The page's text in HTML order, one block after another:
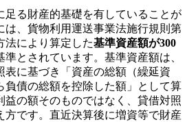
足る財産的基礎を有していることが
は、貨物利用運送事業法施行規則第
法により算定した基準資産額が300
準とされています。基準資産額は、
表に基づき「資産の総額（繰延資
負債の総額を控除した額」として算
益の額そのものではなく、貸借対照
方です。直近決算後に増資等で財産